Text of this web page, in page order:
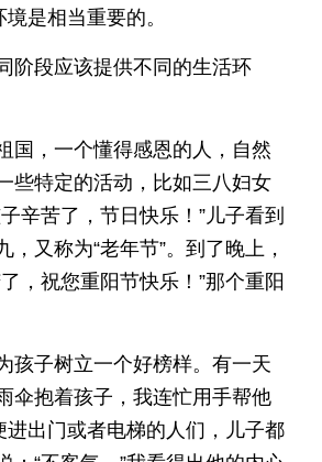
是相当重要的。
阶段应该提供不同的生活环
国，一个懂得感恩的人，自然
些特定的活动，比如三八妇女
辛苦了，节日快乐！”儿子看到
又称为“老年节”。到了晚上，
，祝您重阳节快乐！”那个重阳
孩子树立一个好榜样。有一天
伞抱着孩子，我连忙用手帮他
进出门或者电梯的人们，儿子都